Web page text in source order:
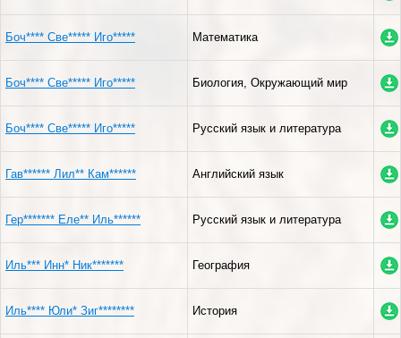
Боч**** Све***** Иго***** Математика
Боч**** Све***** Иго***** Биология, Окружающий мир
Боч**** Све***** Иго***** Русский язык и литература
Гав****** Лил** Кам****** Английский язык
Гер******* Еле** Иль****** Русский язык и литература
Иль*** Инн* Ник******* География
Иль**** Юли* Зиг******** История